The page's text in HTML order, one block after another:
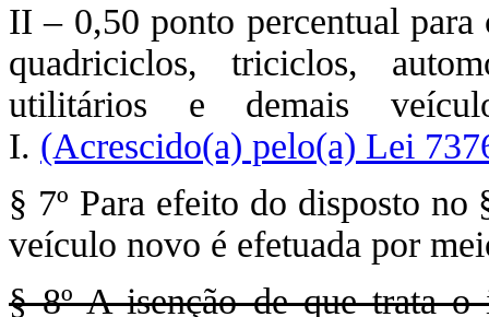
II – 0,50 ponto percentual para
quadriciclos, triciclos,
utilitários e demais
I. (Acrescido(a) pelo(a) Lei
§ 7º Para efeito do disposto
veículo novo é efetuada por
§ 8º A isenção de que trata